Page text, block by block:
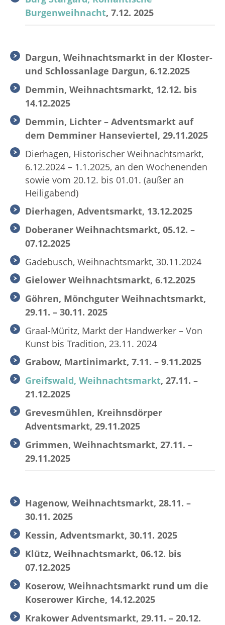
Burgenweihnacht, 7.12. 2025
Dargun, Weihnachtsmarkt in der Kloster-
und Schlossanlage Dargun, 6.12.2025
Demmin, Weihnachtsmarkt, 12.12. bis
14.12.2025
Demmin, Lichter – Adventsmarkt auf
dem Demminer Hanseviertel, 29.11.2025
Dierhagen, Historischer Weihnachtsmarkt,
6.12.2024 – 1.1.2025, an den Wochenenden
sowie vom 20.12. bis 01.01. (außer an
Heiligabend)
Dierhagen, Adventsmarkt, 13.12.2025
Doberaner Weihnachtsmarkt, 05.12. –
07.12.2025
Gadebusch, Weihnachtsmarkt, 30.11.2024
Gielower Weihnachtsmarkt, 6.12.2025
Göhren, Mönchguter Weihnachtsmarkt,
29.11. – 30.11. 2025
Graal-Müritz, Markt der Handwerker – Von
Kunst bis Tradition, 23.11. 2024
Grabow, Martinimarkt, 7.11. – 9.11.2025
Greifswald, Weihnachtsmarkt, 27.11. –
21.12.2025
Grevesmühlen, Kreihnsdörper
Adventsmarkt, 29.11.2025
Grimmen, Weihnachtsmarkt, 27.11. –
29.11.2025
Hagenow, Weihnachtsmarkt, 28.11. –
30.11. 2025
Kessin, Adventsmarkt, 30.11. 2025
Klütz, Weihnachtsmarkt, 06.12. bis
07.12.2025
Koserow, Weihnachtsmarkt rund um die
Koserower Kirche, 14.12.2025
Krakower Adventsmarkt, 29.11. – 20.12.